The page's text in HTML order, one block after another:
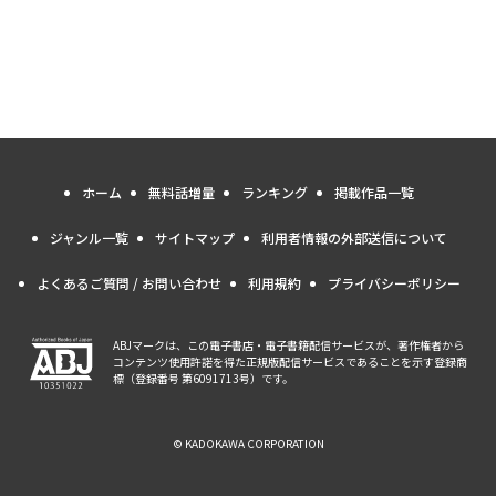
ホーム 無料話増量 ランキング 掲載作品一覧
ジャンル一覧 サイトマップ 利用者情報の外部送信について
よくあるご質問 / お問い合わせ 利用規約 プライバシーポリシー
ABJマークは、この電子書店・電子書籍配信サービスが、著作権者から
コンテンツ使用許諾を得た正規版配信サービスであることを示す登録商
標（登録番号 第6091713号）です。
© KADOKAWA CORPORATION